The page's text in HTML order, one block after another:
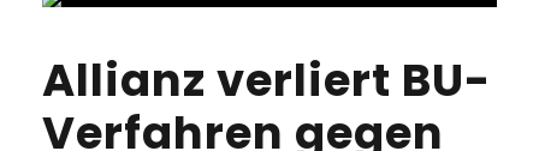
Allianz verliert BU-
Verfahren gegen